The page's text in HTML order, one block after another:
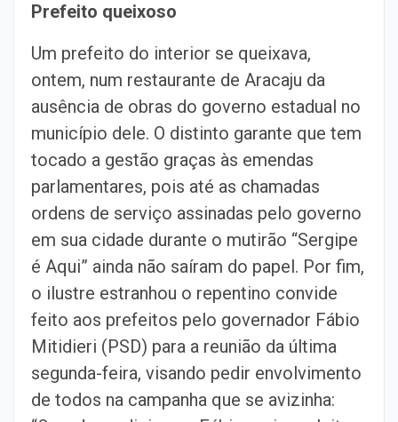
Prefeito queixoso
Um prefeito do interior se queixava,
ontem, num restaurante de Aracaju da
ausência de obras do governo estadual no
município dele. O distinto garante que tem
tocado a gestão graças às emendas
parlamentares, pois até as chamadas
ordens de serviço assinadas pelo governo
em sua cidade durante o mutirão “Sergipe
é Aqui” ainda não saíram do papel. Por fim,
o ilustre estranhou o repentino convide
feito aos prefeitos pelo governador Fábio
Mitidieri (PSD) para a reunião da última
segunda-feira, visando pedir envolvimento
de todos na campanha que se avizinha: